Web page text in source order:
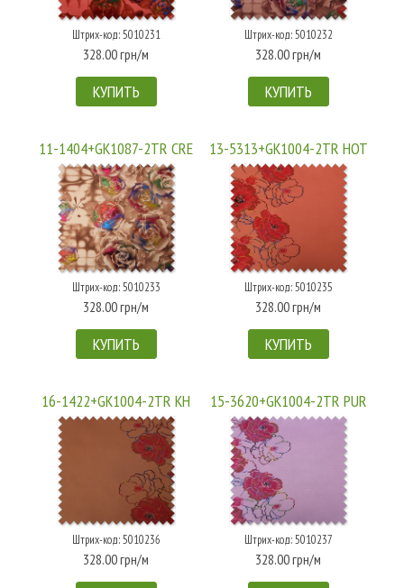
Штрих-код: 5010231
328.00 грн/м
КУПИТЬ
Штрих-код: 5010232
328.00 грн/м
КУПИТЬ
11-1404+GK1087-2TR CRE
Штрих-код: 5010233
328.00 грн/м
КУПИТЬ
13-5313+GK1004-2TR HOT
Штрих-код: 5010235
328.00 грн/м
КУПИТЬ
16-1422+GK1004-2TR KH
Штрих-код: 5010236
328.00 грн/м
15-3620+GK1004-2TR PUR
Штрих-код: 5010237
328.00 грн/м